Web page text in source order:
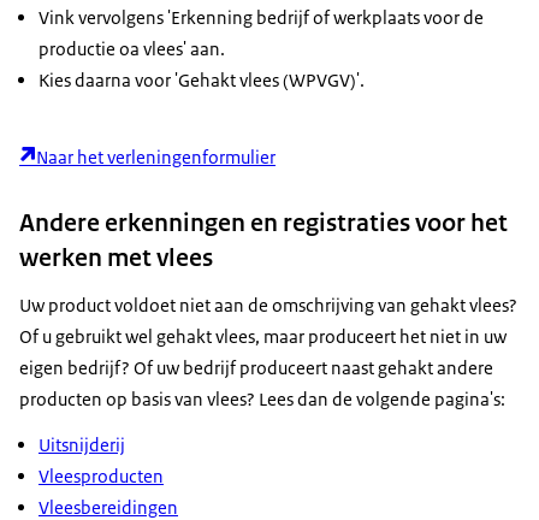
Vink vervolgens 'Erkenning bedrijf of werkplaats voor de
productie oa vlees' aan.
Kies daarna voor 'Gehakt vlees (WPVGV)'.
Naar het verleningenformulier
Andere erkenningen en registraties voor het
werken met vlees
Uw product voldoet niet aan de omschrijving van gehakt vlees?
Of u gebruikt wel gehakt vlees, maar produceert het niet in uw
eigen bedrijf? Of uw bedrijf produceert naast gehakt andere
producten op basis van vlees? Lees dan de volgende pagina's:
Uitsnijderij
Vleesproducten
Vleesbereidingen